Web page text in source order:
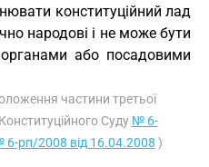
конституційний лад
народові і не може бути
або посадовими
частини третьої
Суду № 6-
6-рп/2008 від 16.04.2008 )